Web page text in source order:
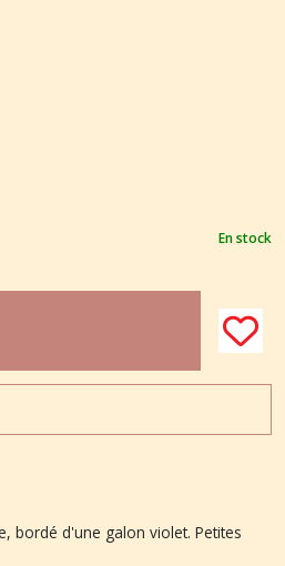
En stock
bordé d'une galon violet. Petites